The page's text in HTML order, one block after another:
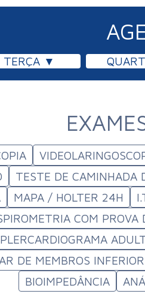
TERÇA
TESTE DE CAMINHADA
MAPA / HOLTER 24H
COM PROVA
DE MEMBROS
BIOIMPEDÂNCIA